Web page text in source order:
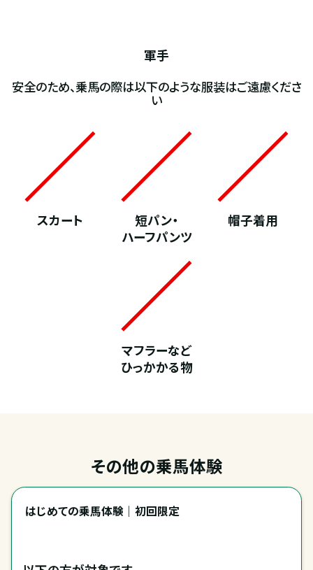
軍手
安全のため、乗馬の際は以下のような服装はご遠慮くださ
い
スカート
短パン・
ハーフパンツ
帽子着用
マフラーなど
ひっかかる物
その他の乗馬体験
はじめての乗馬体験｜初回限定